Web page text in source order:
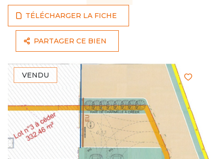
TÉLÉCHARGER LA FICHE
PARTAGER CE BIEN
VENDU